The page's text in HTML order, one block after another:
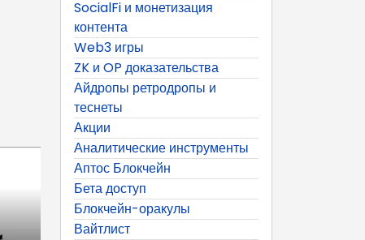
SocialFi и монетизация
контента
Web3 игры
ZK и OP доказательства
Айдропы ретродропы и
теснеты
Акции
Аналитические инструменты
Аптос Блокчейн
Бета доступ
Блокчейн-оракулы
Вайтлист